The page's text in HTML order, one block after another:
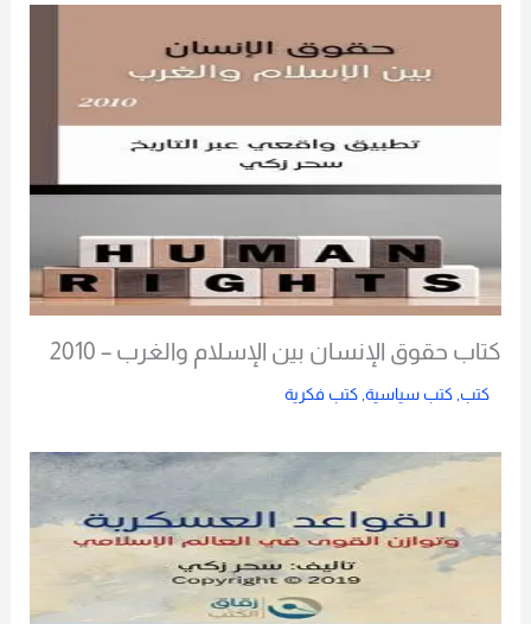
كتاب حقوق الإنسان بين الإسلام والغرب – 2010
كتب, كتب سياسية, كتب فكرية